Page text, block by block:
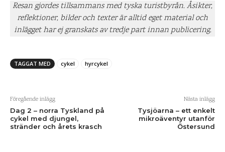
Resan gjordes tillsammans med tyska turistbyrån. Åsikter,
reflektioner, bilder och texter är alltid eget material och
inlägget har ej granskats av tredje part innan publicering.
TAGGAT MED cykel hyrcykel
Föregående inlägg
Dag 2 – norra Tyskland på
cykel med djungel,
stränder och årets krasch
Nästa inlägg
Tysjöarna – ett enkelt
mikroäventyr utanför
Östersund